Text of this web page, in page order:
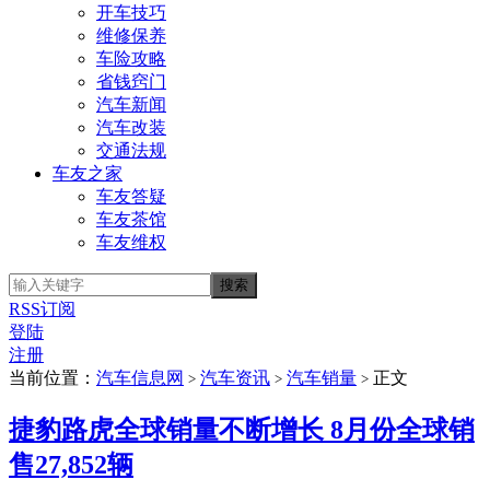
开车技巧
维修保养
车险攻略
省钱窍门
汽车新闻
汽车改装
交通法规
车友之家
车友答疑
车友茶馆
车友维权
RSS订阅
登陆
注册
当前位置： 汽车信息网 > 汽车资讯 > 汽车销量 > 正文
捷豹路虎全球销量不断增长 8月份全球销
售27,852辆